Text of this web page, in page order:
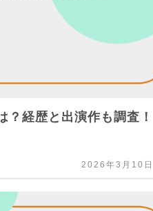
？経歴と出演作も調査！
2026年3月10日